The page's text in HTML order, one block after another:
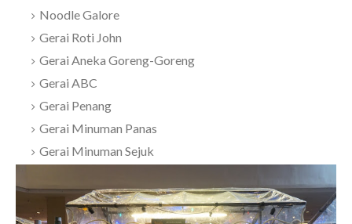
Noodle Galore
Gerai Roti John
Gerai Aneka Goreng-Goreng
Gerai ABC
Gerai Penang
Gerai Minuman Panas
Gerai Minuman Sejuk